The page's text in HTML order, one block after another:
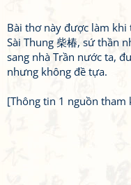
Bài thơ này được làm
Sài Thung 柴椿, sứ thần
sang nhà Trần nước ta,
nhưng không đề tựa.
[Thông tin 1 nguồn tham